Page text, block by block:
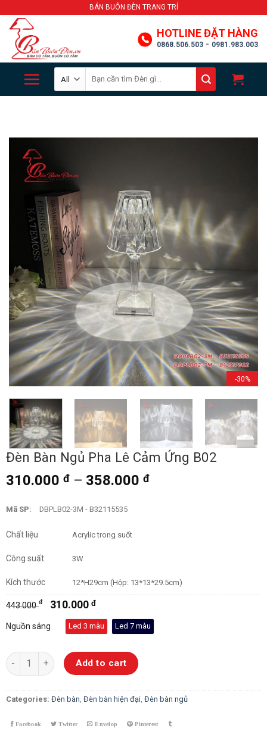
content
BÁN BUÔN ĐÈN TRANG TRÍ
HOTLINE ĐẶT HÀNG
0868.506.503 - 0981.983.003
for:
-30%
Đèn Bàn Ngủ Pha Lê Cảm Ứng B02
310.000 đ – 358.000 đ
Mã SP: DBPLB02-3M - B32115535
Chất liệu Acrylic trong suốt
Công suất 3W
Kích thước 12*H29cm (Hộp: 13*13*29.5cm)
443.000đ 310.000đ
Nguồn sáng Led 3 màu Led 7 màu
Đèn Bàn Ngủ Pha Lê Cảm Ứng B02 quantity
Add to cart
Categories: Đèn bàn Đèn bàn hiện đại Đèn bàn ngủ